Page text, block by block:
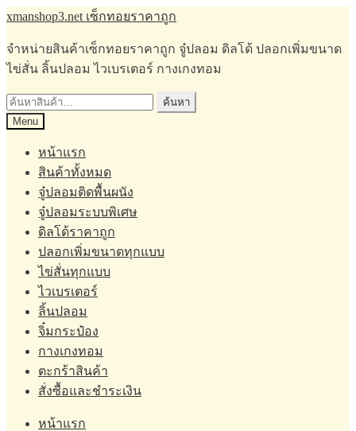
Skip
to
navigation
Skip
to
content
xmanshop3.net เซ็กทอยราคาถูก
จำหน่ายสินค้าเซ็กทอยราคาถูก จู๋ปลอม ดิลโด้ ปลอกเพิ่มขนาด
ไข่สั่น ลิ้นปลอม ไวเบรเตอร์ กางเกงทอม
ค้นหา:
ค้นหา
Menu
หน้าแรก
สินค้าทั้งหมด
จู๋ปลอมติดพื้นผนัง
จู๋ปลอมระบบพิเศษ
ดิลโด้ราคาถูก
ปลอกเพิ่มขนาดทุกแบบ
ไข่สั่นทุกแบบ
ไวเบรเตอร์
ลิ้นปลอม
จิ๋มกระป๋อง
กางเกงทอม
ตะกร้าสินค้า
สั่งซื้อและชำระเงิน
หน้าแรก